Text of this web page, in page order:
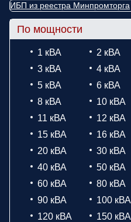
ИБП из реестра Минпромторга
По мощности
1 кВА
2 кВА
3 кВА
4 кВА
5 кВА
6 кВА
8 кВА
10 кВА
11 кВА
12 кВА
15 кВА
16 кВА
20 кВА
30 кВА
40 кВА
50 кВА
60 кВА
80 кВА
90 кВА
100 кВА
120 кВА
150 кВА